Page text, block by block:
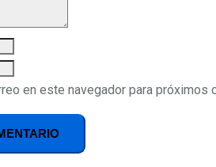
en este navegador para próximos